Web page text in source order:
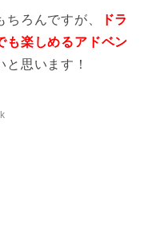
ろんですが、
ドラ
も楽しめるアドベン
思います！